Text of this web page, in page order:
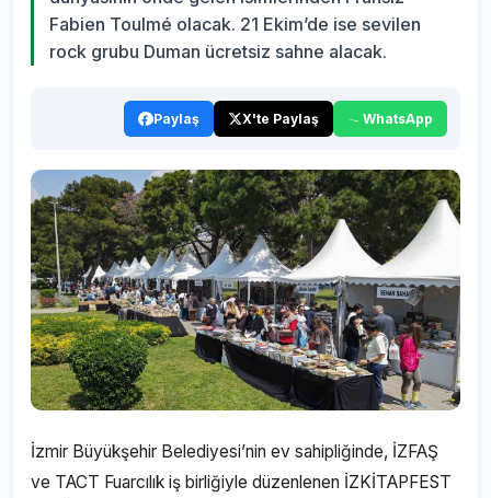
Fabien Toulmé olacak. 21 Ekim’de ise sevilen
rock grubu Duman ücretsiz sahne alacak.
Paylaş X'te Paylaş WhatsApp
İzmir Büyükşehir Belediyesi’nin ev sahipliğinde, İZFAŞ
ve TACT Fuarcılık iş birliğiyle düzenlenen İZKİTAPFEST